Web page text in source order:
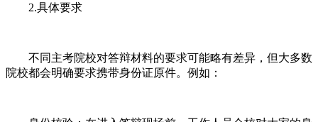
2.具体要求
不同主考院校对答辩材料的要求可能略有差异，但大多数
院校都会明确要求携带身份证原件。例如：